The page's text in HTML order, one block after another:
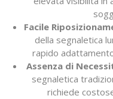
Facile
della segnaletica
rapido
Assenza di
segnaletica
richiede